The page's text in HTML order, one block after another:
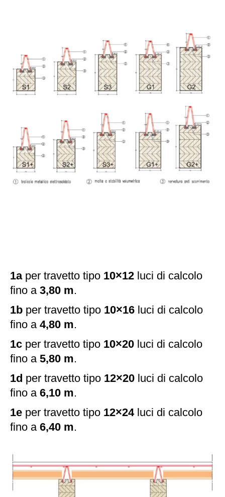
1aper travetto tipo 10×12 luci di calcolo
fino a 3,80 m.
1b per travetto tipo 10×16 luci di calcolo
fino a 4,80 m.
1c per travetto tipo 10×20 luci di calcolo
fino a 5,80 m.
1d per travetto tipo 12×20 luci di calcolo
fino a 6,10 m.
1e per travetto tipo 12×24luci di calcolo
fino a 6,40 m.